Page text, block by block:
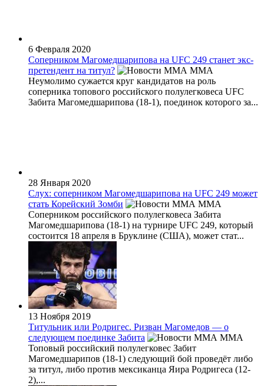
6 Февраля 2020
Соперником Магомедшарипова на UFC 249 станет экс-
претендент на титул?
MMA
Неумолимо сужается круг кандидатов на роль
соперника топового российского полулегковеса UFC
Забита Магомедшарипова (18-1), поединок которого за...
28 Января 2020
Слух: соперником Магомедшарипова на UFC 249 может
стать Корейский Зомби
MMA
Соперником российского полулегковеса Забита
Магомедшарипова (18-1) на турнире UFC 249, который
состоится 18 апреля в Бруклине (США), может стат...
13 Ноября 2019
Титульник или Родригес. Ризван Магомедов — о
следующем поединке Забита
MMA
Топовый российский полулегковес Забит
Магомедшарипов (18-1) следующий бой проведёт либо
за титул, либо против мексиканца Яира Родригеса (12-
2),...